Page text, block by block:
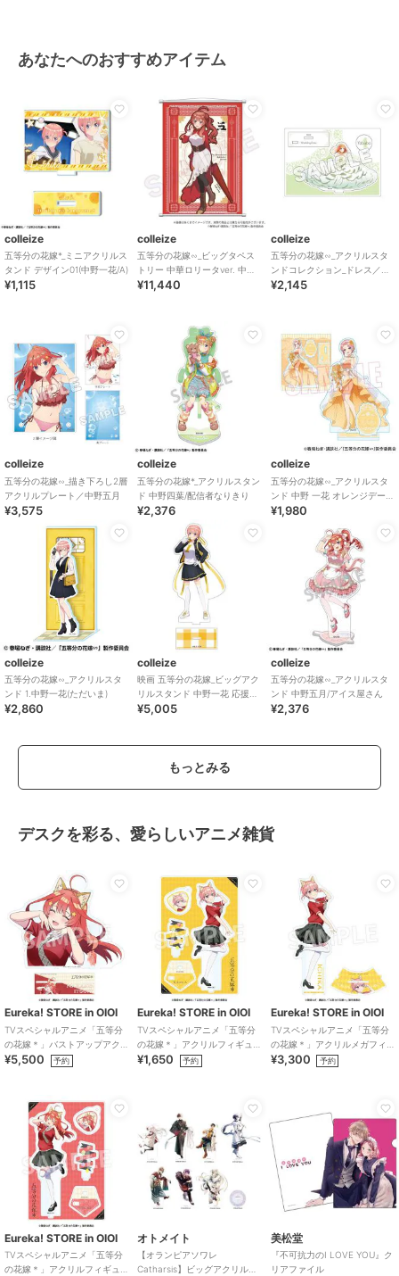
あなたへのおすすめアイテム
colleize
五等分の花嫁*_ミニアクリルス
タンド デザイン01(中野一花/A)
¥1,115
colleize
五等分の花嫁∽_ビッグタペス
トリー 中華ロリータver. 中野
五月
¥11,440
colleize
五等分の花嫁∽_アクリルスタ
ンドコレクション_ドレス／中
野四葉
¥2,145
colleize
五等分の花嫁∽_描き下ろし2層
アクリルプレート／中野五月
¥3,575
colleize
五等分の花嫁*_アクリルスタン
ド 中野四葉/配信者なりきり
¥2,376
colleize
五等分の花嫁∽_アクリルスタ
ンド 中野 一花 オレンジデー
ver.
¥1,980
colleize
五等分の花嫁∽_アクリルスタ
ンド 1.中野一花(ただいま)
¥2,860
colleize
映画 五等分の花嫁_ビッグアク
リルスタンド 中野一花 応援団
ver
¥5,005
colleize
五等分の花嫁∽_アクリルスタ
ンド 中野五月/アイス屋さん
¥2,376
もっとみる
デスクを彩る、愛らしいアニメ雑貨
Eureka! STORE in OIOI
TVスペシャルアニメ「五等分
の花嫁＊」バストアップアク
リルメガスタンド 五月
¥5,500 予約
Eureka! STORE in OIOI
TVスペシャルアニメ「五等分
の花嫁＊」アクリルフィギュ
ア 一花
¥1,650 予約
Eureka! STORE in OIOI
TVスペシャルアニメ「五等分
の花嫁＊」アクリルメガフィ
ギュア 一花
¥3,300 予約
Eureka! STORE in OIOI
TVスペシャルアニメ「五等分
の花嫁＊」アクリルフィギュ
オトメイト
【オランピアソワレ
Catharsis】ビッグアクリルス
美松堂
『不可抗力のI LOVE YOU』ク
リアファイル